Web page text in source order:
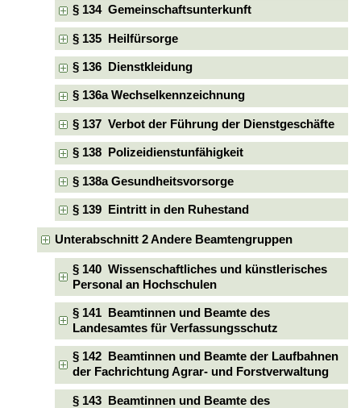
§ 134 Gemeinschaftsunterkunft
§ 135 Heilfürsorge
§ 136 Dienstkleidung
§ 136a Wechselkennzeichnung
§ 137 Verbot der Führung der Dienstgeschäfte
§ 138 Polizeidienstunfähigkeit
§ 138a Gesundheitsvorsorge
§ 139 Eintritt in den Ruhestand
Unterabschnitt 2 Andere Beamtengruppen
§ 140 Wissenschaftliches und künstlerisches
Personal an Hochschulen
§ 141 Beamtinnen und Beamte des
Landesamtes für Verfassungsschutz
§ 142 Beamtinnen und Beamte der Laufbahnen
der Fachrichtung Agrar- und Forstverwaltung
§ 143 Beamtinnen und Beamte des